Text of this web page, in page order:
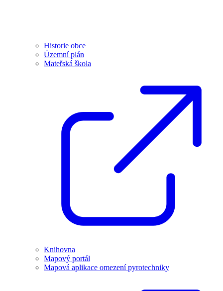
Historie obce
Územní plán
Mateřská škola
Knihovna
Mapový portál
Mapová aplikace omezení pyrotechniky